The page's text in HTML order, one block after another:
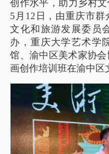
创作水平，助力乡村
5月12日，由重庆市
文化和旅游发展委员
办，重庆大学艺术学
馆、渝中区美术家协
画创作培训班在渝中区